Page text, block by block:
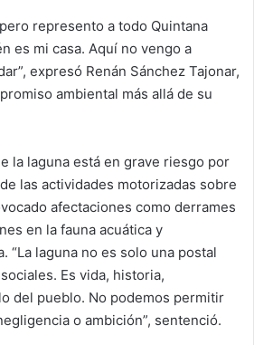
represento a todo Quintana
es mi casa. Aquí no vengo a
expresó Renán Sánchez Tajonar,
ambiental más allá de su
la laguna está en grave riesgo por
las actividades motorizadas sobre
afectaciones como derrames
en la fauna acuática y
“La laguna no es solo una postal
Es vida, historia,
del pueblo. No podemos permitir
o ambición”, sentenció.